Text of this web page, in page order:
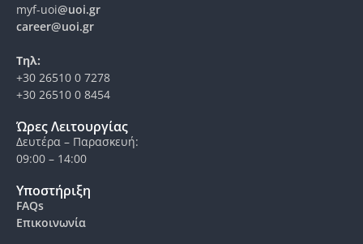
myf-uoi@uoi.gr
career@uoi.gr
Τηλ:
+30 26510 0 7278
+30 26510 0 8454
Ώρες Λειτουργίας
Δευτέρα – Παρασκευή:
09:00 – 14:00
Υποστήριξη
FAQs
Επικοινωνία